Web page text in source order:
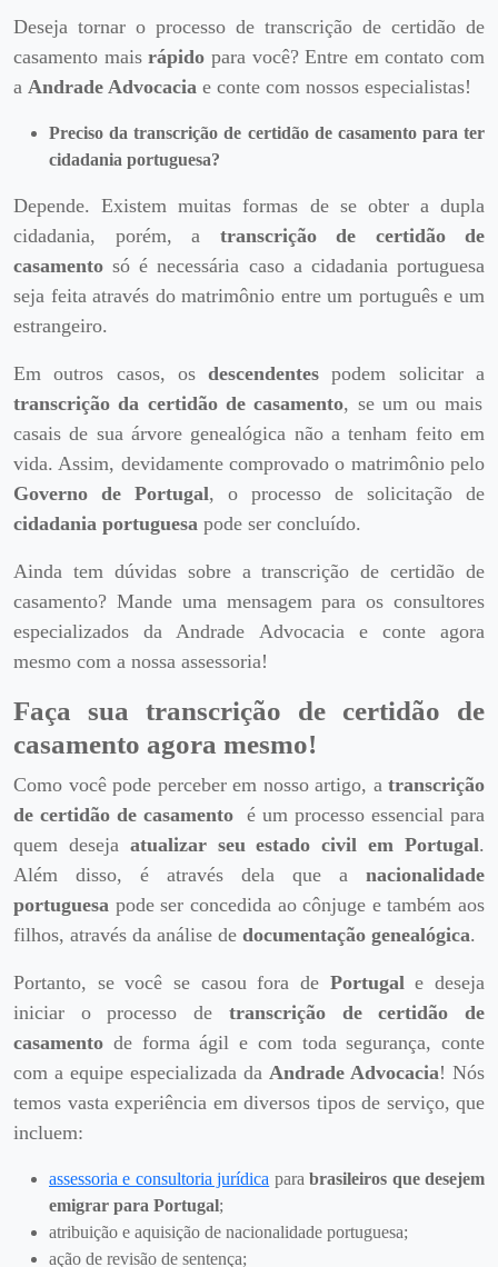
Deseja tornar o processo de transcrição de certidão de
casamento maisrápido para você? Entre em contato com
a Andrade Advocacia e conte com nossos especialistas!
Preciso da transcrição de certidão de casamento para ter
cidadania portuguesa?
Depende. Existem muitas formas de se obter a dupla
cidadania, porém, a transcrição de certidão de
casamento só é necessária caso a cidadania portuguesa
seja feita através do matrimônio entre um português e um
estrangeiro.
Em outros casos, osdescendentespodem solicitar a
transcrição da certidão de casamento, se um ou mais
casais de sua árvore genealógica não a tenham feito em
vida. Assim, devidamente comprovado o matrimônio pelo
Governo de Portugal, o processo de solicitação de
cidadania portuguesa pode ser concluído.
Ainda tem dúvidas sobre a transcrição de certidão de
casamento? Mande uma mensagem para os consultores
especializados da Andrade Advocacia e conte agora
mesmo com a nossa assessoria!
Faça sua transcrição de certidão de
casamento agora mesmo!
Como você pode perceber em nosso artigo, a transcrição
de certidão de casamento é um processo essencial para
quem deseja atualizar seu estado civil em Portugal.
Além disso, é através dela que a nacionalidade
portuguesa pode ser concedida ao cônjuge e também aos
filhos, através da análise de documentação genealógica.
Portanto, se você se casou fora de Portugale deseja
iniciar o processo de transcrição de certidão de
casamento de forma ágil e com toda segurança, conte
com a equipe especializada da Andrade Advocacia! Nós
temos vasta experiência em diversos tipos de serviço, que
incluem:
assessoria e consultoria jurídica para brasileiros que desejem
emigrar para Portugal;
atribuição e aquisição de nacionalidade portuguesa;
ação de revisão de sentença;